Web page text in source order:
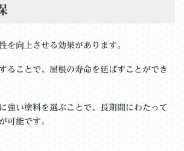
を向上させる効果があります。
ることで、屋根の寿命を延ばすことができ
強い塗料を選ぶことで、長期間にわたって
可能です。